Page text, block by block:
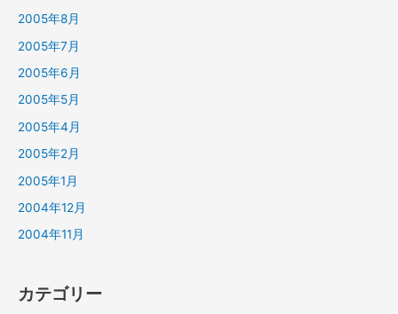
2005年8月
2005年7月
2005年6月
2005年5月
2005年4月
2005年2月
2005年1月
2004年12月
2004年11月
カテゴリー